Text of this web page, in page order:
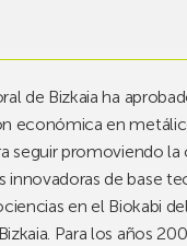
de Bizkaia ha
económica en
seguir promoviendo la
innovadoras de base
en el Biokabi
Para los años